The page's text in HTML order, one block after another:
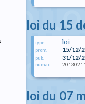
loi du 15
type loi
prom. 15/12/
pub. 31/12/
numac
loi du 07